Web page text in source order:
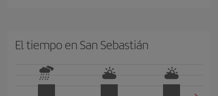
El tiempo en San Sebastián